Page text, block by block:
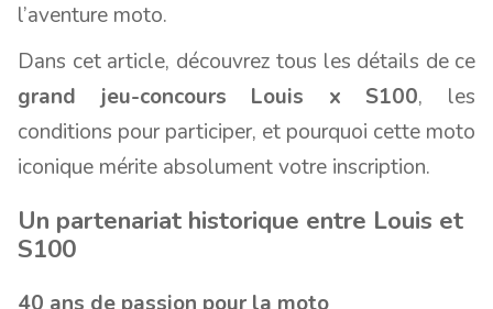
l’aventure moto.
Dans cet article, découvrez tous les détails de ce
grand jeu-concours Louis x S100, les
conditions pour participer, et pourquoi cette moto
iconique mérite absolument votre inscription.
Un partenariat historique entre Louis et
S100